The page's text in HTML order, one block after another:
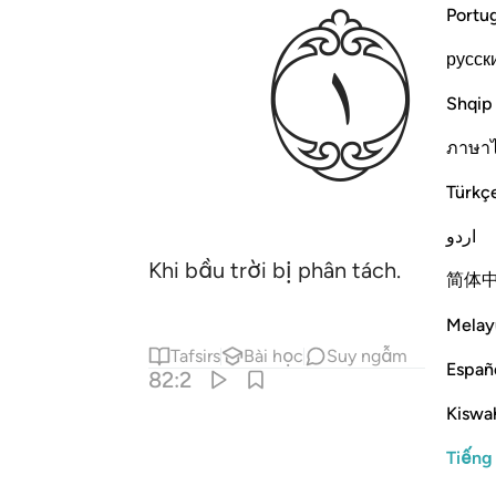
Shqip
ภาษา
اردو
简体
ﱄ
Khi bầu trời bị phân tách.
Tafsirs Bài học Suy ngẫm
82:2